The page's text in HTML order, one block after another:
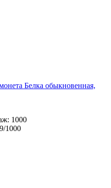
Белка обыкновенная,
1000
1000